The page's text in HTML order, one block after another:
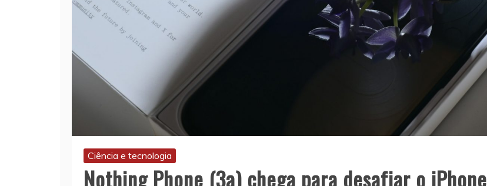
Ciência e tecnologia
Nothing Phone (3a) chega para desafiar o iPhone